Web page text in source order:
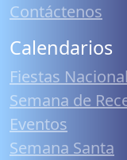
Contáctenos
Calendarios
Fiestas
Semana de
Eventos
Semana Santa